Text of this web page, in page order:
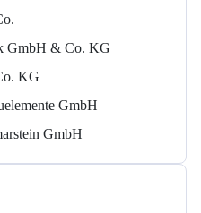
GmbH & Co. KG
KG
GmbH
GmbH